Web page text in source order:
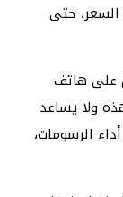
حتى
على هاتف
ولا يساعد
الرسومات،